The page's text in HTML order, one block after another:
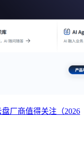
厂商值得关注（2026